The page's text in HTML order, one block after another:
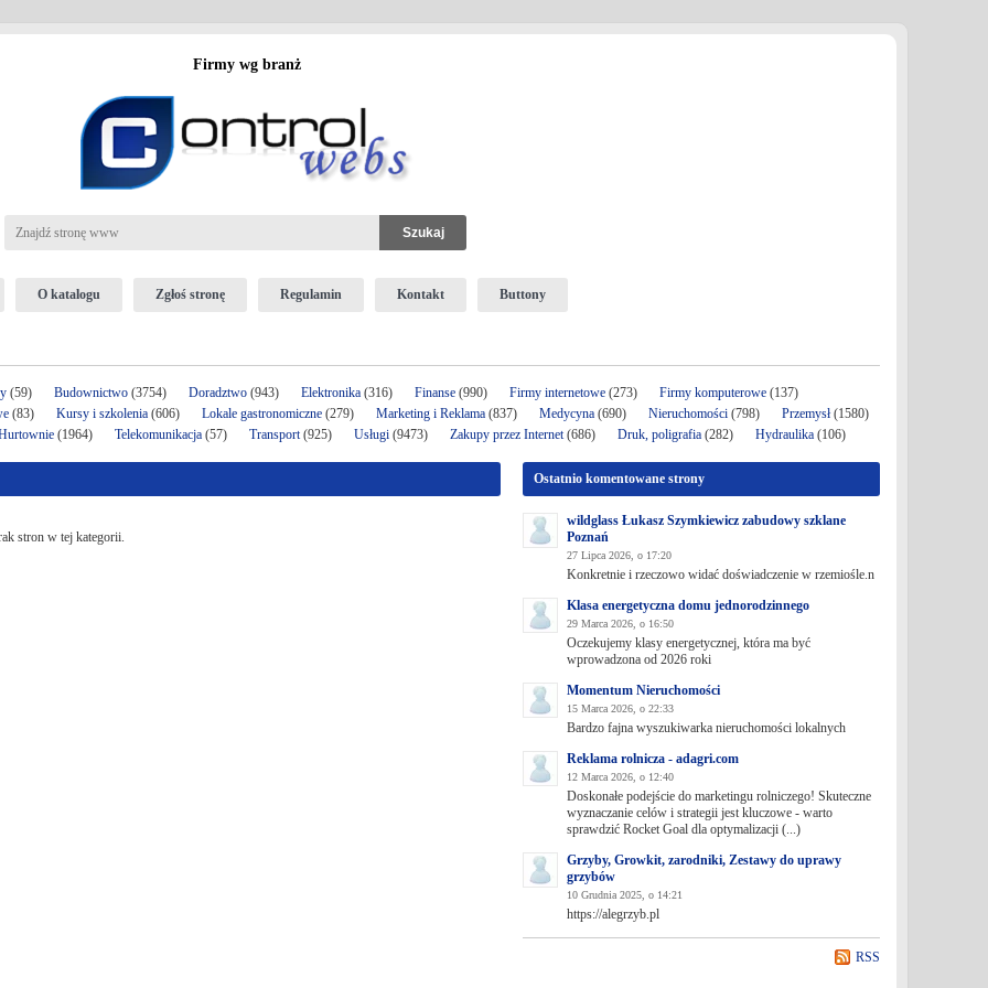
Firmy wg branż
O katalogu Zgłoś stronę Regulamin Kontakt Buttony
(59) Budownictwo (3754) Doradztwo (943) Elektronika (316) Finanse (990) Firmy internetowe (273) Firmy komputerowe (137)
(83) Kursy i szkolenia (606) Lokale gastronomiczne (279) Marketing i Reklama (837) Medycyna (690) Nieruchomości (798) Przemysł(1580)
(1964) Telekomunikacja (57) Transport(925) Usługi (9473) Zakupy przez Internet(686) Druk, poligrafia (282) Hydraulika (106)
stron w tej kategorii.
Ostatnio komentowane strony
wildglass Łukasz Szymkiewicz zabudowy szklane
Poznań
27 Lipca 2026, o 17:20
Konkretnie i rzeczowo widać doświadczenie w rzemiośle.n
Klasa energetyczna domu jednorodzinnego
29 Marca 2026, o 16:50
Oczekujemy klasy energetycznej, która ma być
wprowadzona od 2026 roki
Momentum Nieruchomości
15 Marca 2026, o 22:33
Bardzo fajna wyszukiwarka nieruchomości lokalnych
Reklama rolnicza - adagri.com
12 Marca 2026, o 12:40
Doskonałe podejście do marketingu rolniczego! Skuteczne
wyznaczanie celów i strategii jest kluczowe - warto
sprawdzić Rocket Goal dla optymalizacji (...)
Grzyby, Growkit, zarodniki, Zestawy do uprawy
grzybów
10 Grudnia 2025, o 14:21
https://alegrzyb.pl
RSS